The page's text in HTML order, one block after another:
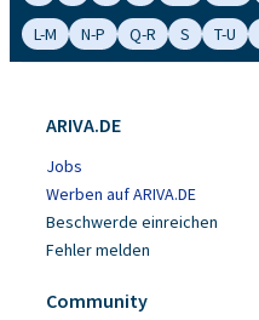
L-M
N-P Q-R S T-U
ARIVA.DE
Jobs
Werben auf ARIVA.DE
Beschwerde einreichen
Fehler melden
Community